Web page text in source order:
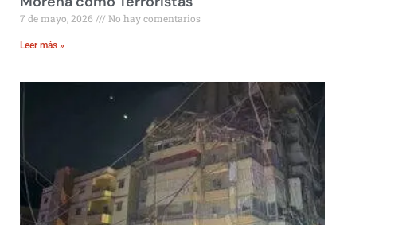
7 de mayo, 2026 No hay comentarios
Leer más »